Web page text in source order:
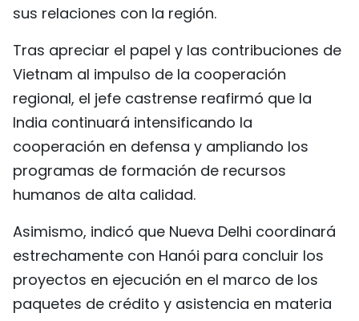
sus relaciones con la región.
Tras apreciar el papel y las contribuciones de
Vietnam al impulso de la cooperación
regional, el jefe castrense reafirmó que la
India continuará intensificando la
cooperación en defensa y ampliando los
programas de formación de recursos
humanos de alta calidad.
Asimismo, indicó que Nueva Delhi coordinará
estrechamente con Hanói para concluir los
proyectos en ejecución en el marco de los
paquetes de crédito y asistencia en materia